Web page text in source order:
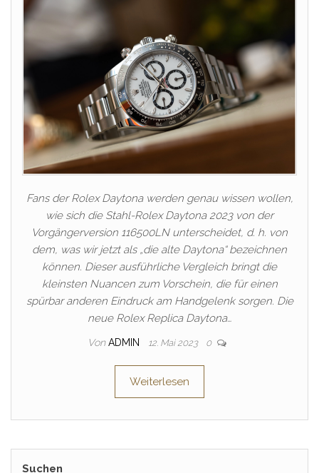
Fans der Rolex Daytona werden genau wissen wollen,
wie sich die Stahl-Rolex Daytona 2023 von der
Vorgängerversion 116500LN unterscheidet, d. h. von
dem, was wir jetzt als „die alte Daytona“ bezeichnen
können. Dieser ausführliche Vergleich bringt die
kleinsten Nuancen zum Vorschein, die für einen
spürbar anderen Eindruck am Handgelenk sorgen. Die
neue Rolex Replica Daytona…
Von ADMIN 12. Mai 2023 0
Weiterlesen
Suchen